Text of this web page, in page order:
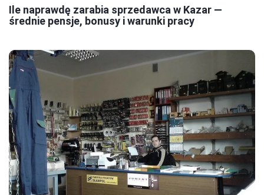
Ile naprawdę zarabia sprzedawca w Kazar —
średnie pensje, bonusy i warunki pracy